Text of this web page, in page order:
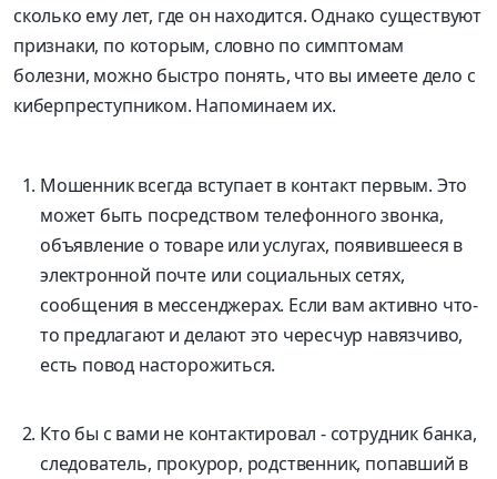
сколько ему лет, где он находится. Однако существуют
признаки, по которым, словно по симптомам
болезни, можно быстро понять, что вы имеете дело с
киберпреступником. Напоминаем их.
Мошенник всегда вступает в контакт первым. Это
может быть посредством телефонного звонка,
объявление о товаре или услугах, появившееся в
электронной почте или социальных сетях,
сообщения в мессенджерах. Если вам активно что-
то предлагают и делают это чересчур навязчиво,
есть повод насторожиться.
Кто бы с вами не контактировал - сотрудник банка,
следователь, прокурор, родственник, попавший в